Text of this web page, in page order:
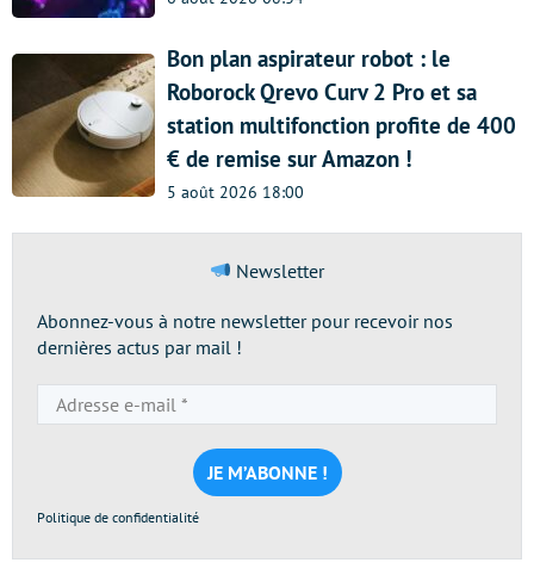
Bon plan aspirateur robot : le
Roborock Qrevo Curv 2 Pro et sa
station multifonction profite de 400
€ de remise sur Amazon !
5 août 2026 18:00
Newsletter
Abonnez-vous à notre newsletter pour recevoir nos
dernières actus par mail !
e-
mail
*
Politique de confidentialité